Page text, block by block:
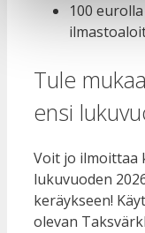
100
Tule
ensi
Voit jo ilmoittaa
lukuvuoden
keräykseen!
olevan